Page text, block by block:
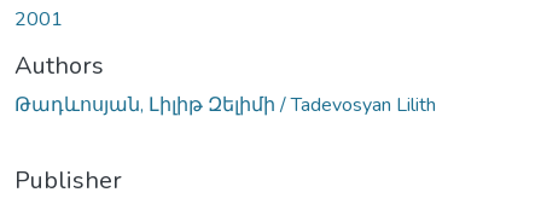
2001
Authors
Թադևոսյան, Լիլիթ Զելիմի / Tadevosyan Lilith
Publisher